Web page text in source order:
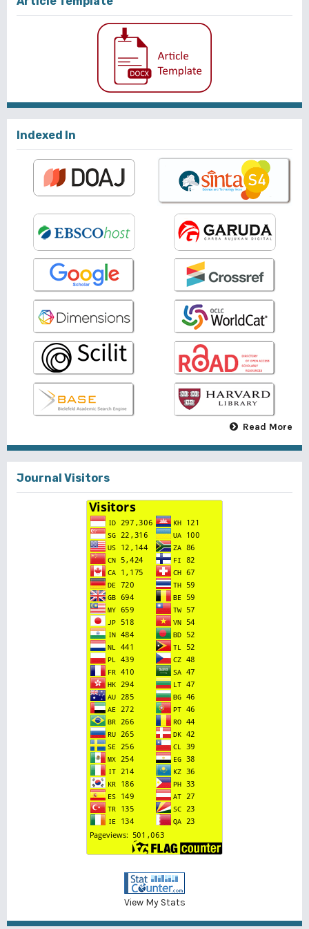
Indexed In
Read More
Journal Visitors
View My Stats